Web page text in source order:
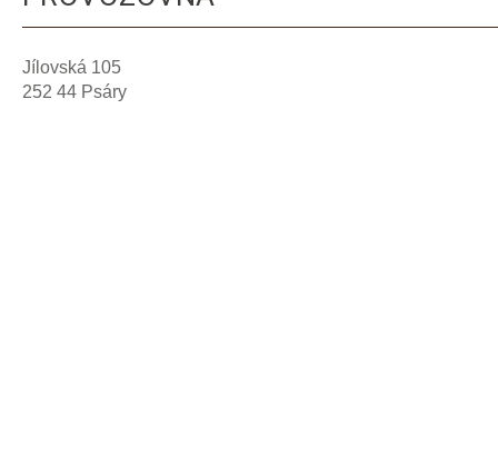
Jílovská 105
252 44 Psáry